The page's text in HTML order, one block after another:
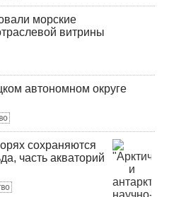
морские
витрины
автономном округе
сохраняются
часть акваторий